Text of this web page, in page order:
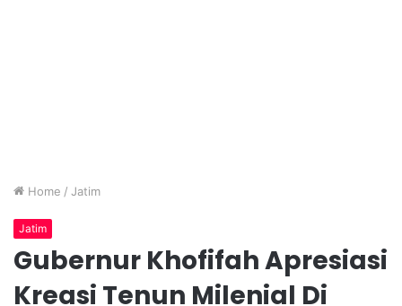
Home / Jatim
Jatim
Gubernur Khofifah Apresiasi
Kreasi Tenun Milenial Di